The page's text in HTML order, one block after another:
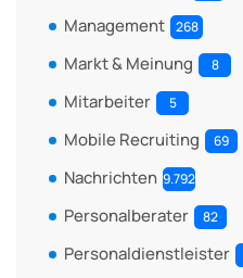
Management 268
Markt & Meinung 8
Mitarbeiter 5
Mobile Recruiting 69
Nachrichten 9.792
Personalberater 82
Personaldienstleister